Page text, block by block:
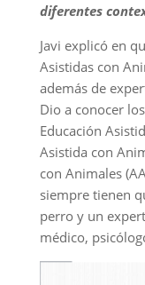
diferentes
Javi explicó en
Asistidas con
además de
Dio a conocer
Educación
Asistida con
con Animales
siempre tienen
perro y un
médico,